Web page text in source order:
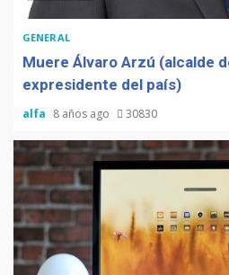
GENERAL
Muere Álvaro Arzú (alcalde
expresidente del país)
alfa 8 años ago 30830